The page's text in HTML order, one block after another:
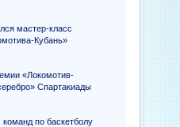
мастер-класс
Кубань»
«Локомотив-
Спартакиады
команд по баскетболу